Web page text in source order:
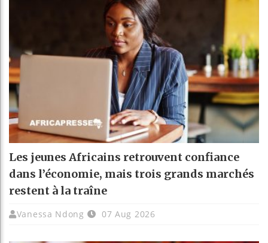
Les jeunes Africains retrouvent confiance
dans l’économie, mais trois grands marchés
restent à la traîne
Vanessa Ndong 07 Aug 2026